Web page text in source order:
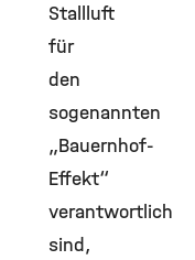
Stallluft
für
den
sogenannten
„Bauernhof-
Effekt“
verantwortlich
sind,